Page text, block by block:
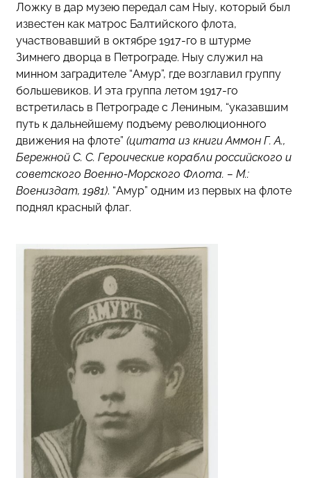
Ложку в дар музею передал сам Ныу, который был
известен как матрос Балтийского флота,
участвовавший в октябре 1917-го в штурме
Зимнего дворца в Петрограде. Ныу служил на
минном заградителе “Амур”, где возглавил группу
большевиков. И эта группа летом 1917-го
встретилась в Петрограде с Лениным, “указавшим
путь к дальнейшему подъему революционного
движения на флоте”(цитата из книги Аммон Г. А.,
Бережной С. С. Героические корабли российского и
советского Военно-Морского Флота. – М.:
Воениздат, 1981). “Амур” одним из первых на флоте
поднял красный флаг.